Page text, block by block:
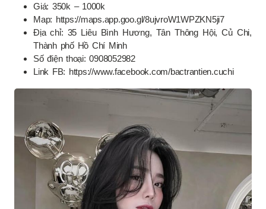
Giá: 350k – 1000k
Map: https://maps.app.goo.gl/8ujvroW1WPZKN5ji7
Địa chỉ: 35 Liêu Bình Hương, Tân Thông Hội, Củ Chi,
Thành phố Hồ Chí Minh
Số điện thoại: 0908052982
Link FB: https://www.facebook.com/bactrantien.cuchi